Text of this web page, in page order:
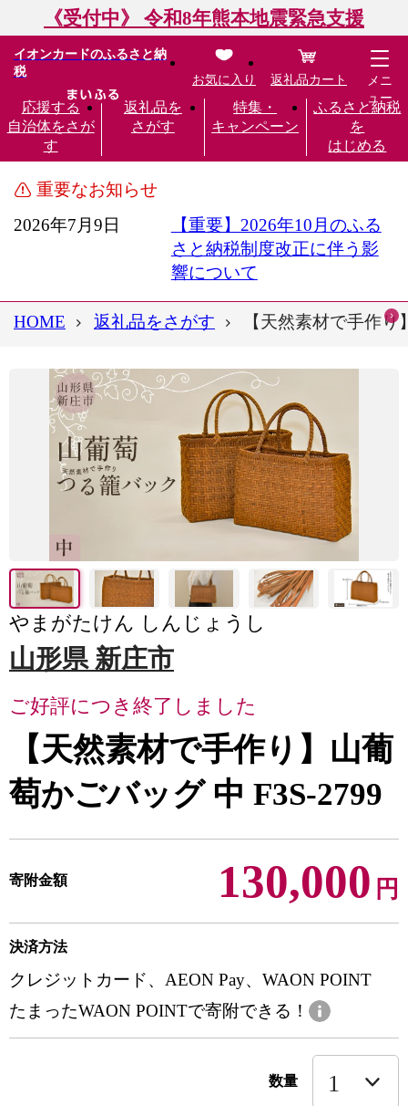
《受付中》 令和8年熊本地震緊急支援
イオンカードのふるさと納
税
応援する
自治体をさが
す
返礼品を
さがす
特集・
キャンペーン
ふるさと納税
を
はじめる
お気に入り 返礼品カート
メニ
ュー
重要なお知らせ
2026年7月9日
【重要】2026年10月のふる
さと納税制度改正に伴う影
響について
HOME 返礼品をさがす 【天然素材で手作
やまがたけん しんじょうし
山形県 新庄市
ご好評につき終了しました
【天然素材で手作り】山葡
萄かごバッグ 中 F3S-2799
寄附金額 130,000 円
決済方法
クレジットカード、AEON Pay、WAON POINT
たまったWAON POINTで寄附できる！
数量